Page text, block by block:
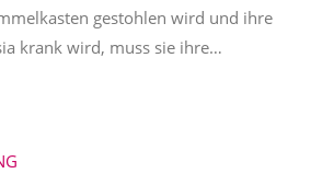
gestohlen wird und ihre
krank wird, muss sie ihre…